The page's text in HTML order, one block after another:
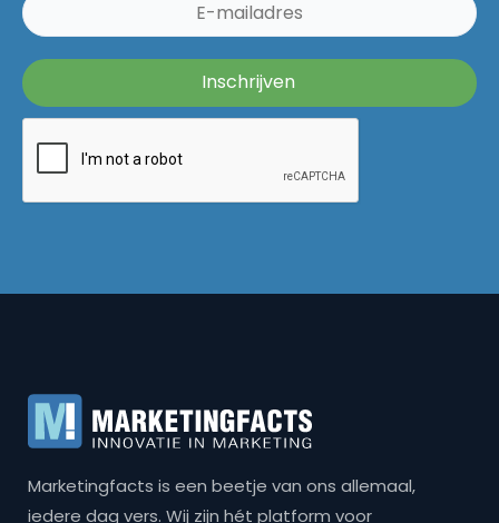
Marketingfacts is een beetje van ons allemaal,
iedere dag vers. Wij zijn hét platform voor